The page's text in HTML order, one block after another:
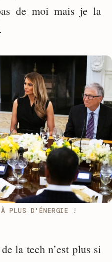
de moi mais je la
À PLUS D'ÉNERGIE !
la tech n’est plus si